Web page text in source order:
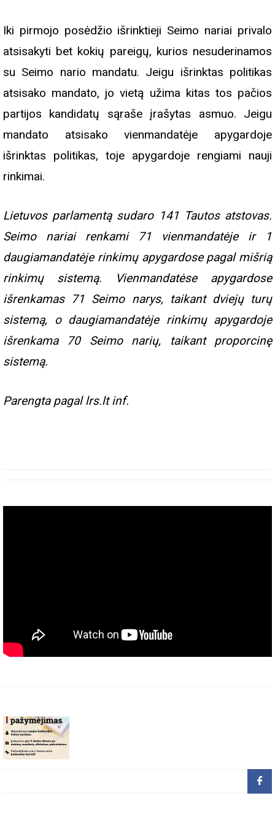
Iki pirmojo posėdžio išrinktieji Seimo nariai privalo
atsisakyti bet kokių pareigų, kurios nesuderinamos
su Seimo nario mandatu. Jeigu išrinktas politikas
atsisako mandato, jo vietą užima kitas tos pačios
partijos kandidatų sąraše įrašytas asmuo. Jeigu
mandato atsisako vienmandatėje apygardoje
išrinktas politikas, toje apygardoje rengiami nauji
rinkimai.
Lietuvos parlamentą sudaro 141 Tautos atstovas.
Seimo nariai renkami 71 vienmandatėje ir 1
daugiamandatėje rinkimų apygardose pagal mišrią
rinkimų sistemą. Vienmandatėse apygardose
išrenkamas 71 Seimo narys, taikant dviejų turų
sistemą, o daugiamandatėje rinkimų apygardoje
išrenkama 70 Seimo narių, taikant proporcinę
sistemą.
Parengta pagal lrs.lt inf.